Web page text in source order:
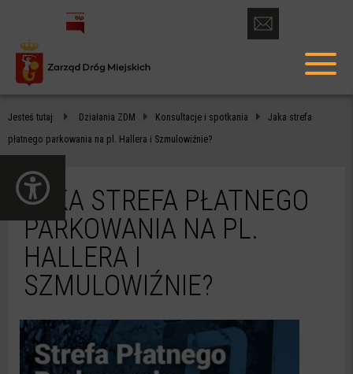
JAKA
STREFA
PŁATNEGO
PARKOWANIA
NA
PL.
HALLERA
SZMULOWIŹNIE?
otwórz
formularz
kontaktowy
menu
Jesteś tutaj Działania ZDM Konsultacje i spotkania
Jaka strefa
płatnego parkowania na pl. Hallera i Szmulowiźnie?
JAKA STREFA PŁATNEGO
PARKOWANIA NA PL.
HALLERA I
SZMULOWIŹNIE?
panel
dostępności